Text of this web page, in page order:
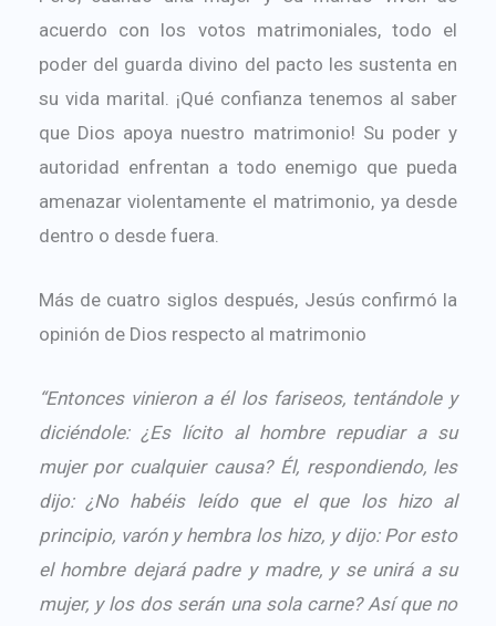
acuerdo con los votos matrimoniales, todo el
poder del guarda divino del pacto les sustenta en
su vida marital. ¡Qué confianza tenemos al saber
que Dios apoya nuestro matrimonio! Su poder y
autoridad enfrentan a todo enemigo que pueda
amenazar violentamente el matrimonio, ya desde
dentro o desde fuera.
Más de cuatro siglos después, Jesús confirmó la
opinión de Dios respecto al matrimonio
“Entonces vinieron a él los fariseos, tentándole y
diciéndole: ¿Es lícito al hombre repudiar a su
mujer por cualquier causa? Él, respondiendo, les
dijo: ¿No habéis leído que el que los hizo al
principio, varón y hembra los hizo, y dijo: Por esto
el hombre dejará padre y madre, y se unirá a su
mujer, y los dos serán una sola carne? Así que no